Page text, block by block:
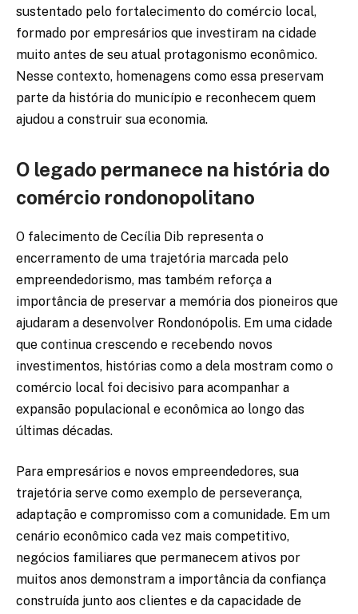
sustentado pelo fortalecimento do comércio local,
formado por empresários que investiram na cidade
muito antes de seu atual protagonismo econômico.
Nesse contexto, homenagens como essa preservam
parte da história do município e reconhecem quem
ajudou a construir sua economia.
O legado permanece na história do
comércio rondonopolitano
O falecimento de Cecília Dib representa o
encerramento de uma trajetória marcada pelo
empreendedorismo, mas também reforça a
importância de preservar a memória dos pioneiros que
ajudaram a desenvolver Rondonópolis. Em uma cidade
que continua crescendo e recebendo novos
investimentos, histórias como a dela mostram como o
comércio local foi decisivo para acompanhar a
expansão populacional e econômica ao longo das
últimas décadas.
Para empresários e novos empreendedores, sua
trajetória serve como exemplo de perseverança,
adaptação e compromisso com a comunidade. Em um
cenário econômico cada vez mais competitivo,
negócios familiares que permanecem ativos por
muitos anos demonstram a importância da confiança
construída junto aos clientes e da capacidade de